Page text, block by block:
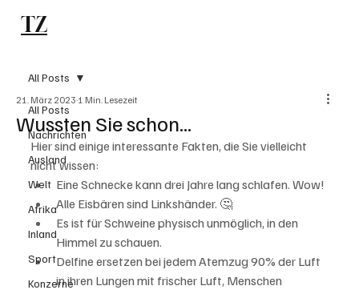
TZ
All Posts
Nachrichten
Ausland
Welt
Afrika
Inland
Sport
Konzerne
All Posts
Wussten Sie schon...
21. März 2023 1 Min. Lesezeit
Hier sind einige interessante Fakten, die Sie vielleicht
nicht wissen:
Eine Schnecke kann drei Jahre lang schlafen. Wow!
Alle Eisbären sind Linkshänder. 🤔
Es ist für Schweine physisch unmöglich, in den
Himmel zu schauen.
Delfine ersetzen bei jedem Atemzug 90% der Luft
in ihren Lungen mit frischer Luft, Menschen